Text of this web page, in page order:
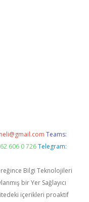
Teams:
606 0 726 Telegram:
Bilgi Teknolojileri
bir Yer Sağlayıcı
içerikleri proaktif